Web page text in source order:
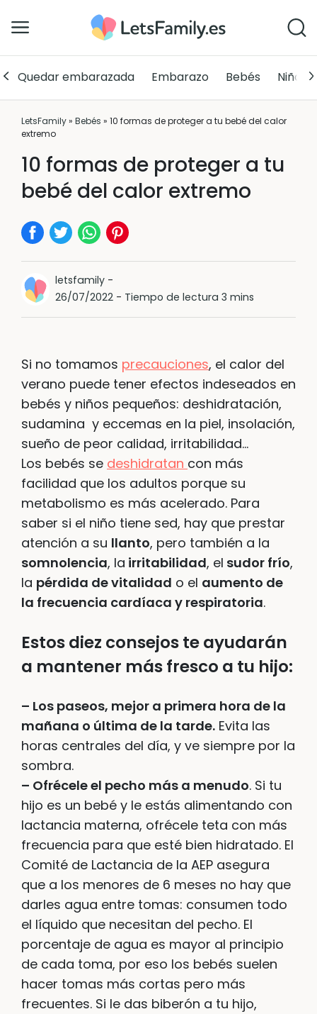
Quedar embarazada Embarazo Bebés Niños
LetsFamily» Bebés » 10 formas de proteger a tu bebé del calor
extremo
10 formas de proteger a tu
bebé del calor extremo
letsfamily-
26/07/2022- Tiempo de lectura 3 mins
Si no tomamos precauciones, el calor del
verano puede tener efectos indeseados en
bebés y niños pequeños: deshidratación,
sudamina y eccemas en la piel, insolación,
sueño de peor calidad, irritabilidad…
Los bebés se deshidratan con más
facilidad que los adultos porque su
metabolismo es más acelerado. Para
saber si el niño tiene sed, hay que prestar
atención a su llanto, pero también a la
somnolencia, la irritabilidad, el sudor frío,
la pérdida de vitalidad o el aumento de
la frecuencia cardíaca y respiratoria.
Estos diez consejos te ayudarán
a mantener más fresco a tu hijo:
– Los paseos, mejor a primera hora de la
mañana o última de la tarde. Evita las
horas centrales del día, y ve siempre por la
sombra.
– Ofrécele el pecho más a menudo. Si tu
hijo es un bebé y le estás alimentando con
lactancia materna, ofrécele teta con más
frecuencia para que esté bien hidratado. El
Comité de Lactancia de la AEP asegura
que a los menores de 6 meses no hay que
darles agua entre tomas: consumen todo
el líquido que necesitan del pecho. El
porcentaje de agua es mayor al principio
de cada toma, por eso los bebés suelen
hacer tomas más cortas pero más
frecuentes. Si le das biberón a tu hijo,